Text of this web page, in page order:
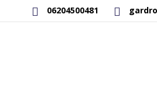
06204500481